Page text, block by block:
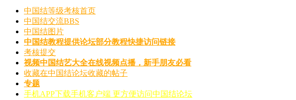
中国结等级考核首页
中国结交流BBS
中国结图片
中国结教程提供论坛部分教程快捷访问链接
考核提交
视频中国结艺大全在线视频点播，新手朋友必看
收藏在中国结论坛收藏的帖子
专题
手机APP下载手机客户端 更方便访问中国结论坛